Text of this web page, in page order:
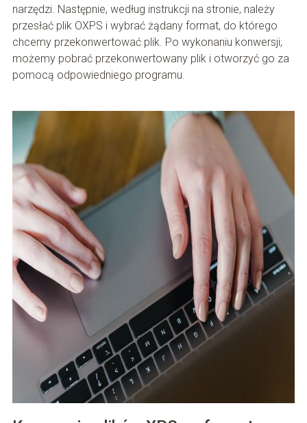
narzędzi. Następnie, według instrukcji na stronie, należy
przesłać plik OXPS i wybrać żądany format, do którego
chcemy przekonwertować plik. Po wykonaniu konwersji,
możemy pobrać przekonwertowany plik i otworzyć go za
pomocą odpowiedniego programu.